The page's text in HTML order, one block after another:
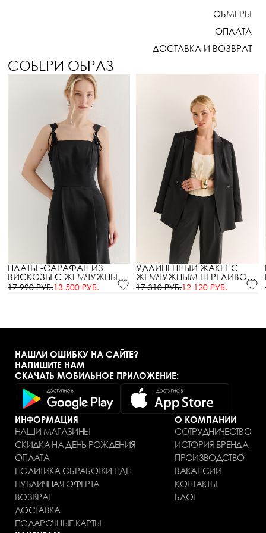
ОБМЕРЫ
ОПЛАТА
ДОСТАВКА И ВОЗВРАТ
СОБЕРИ ОБРАЗ
ПЛАТЬЕ-САРАФАН ИЗ
ВИСКОЗЫ С ЖЕМЧУЖНЫМ
ПЕРЕЛИВОМ
17 990 РУБ.13 500 РУБ.
УДЛИНЕННЫЙ ЖАКЕТ С
ЖЕМЧУЖНЫМ ПЕРЕЛИВОМ
ЧЕРНОГО ЦВЕТА
17 310 РУБ.12 120 РУБ.
НАШЛИ ОШИБКУ НА САЙТЕ?
НАПИШИТЕ НАМ
СКАЧАТЬ МОБИЛЬНОЕ ПРИЛОЖЕНИЕ:
ИНФОРМАЦИЯ
НАШИ МАГАЗИНЫ
СКИДКА НА ДЕНЬ РОЖДЕНИЯ
ОПЛАТА
ПОЛИТИКА ОБРАБОТКИ ПДН
ПУБЛИЧНАЯ ОФЕРТА
ВОЗВРАТ
ДОСТАВКА
ПОДАРОЧНЫЕ КАРТЫ
О КОМПАНИИ
СОТРУДНИЧЕСТВО
ИСТОРИЯ БРЕНДА
ПРОИЗВОДСТВО
ВАКАНСИИ
КОНТАКТЫ
БЛОГ